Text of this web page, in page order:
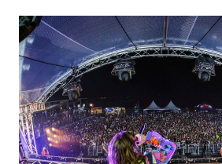
「人」から探す
記事ライター アンバ
お問い合わせ 会社概要